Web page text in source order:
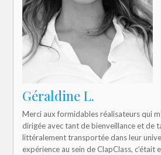
Géraldine L.
Merci aux formidables réalisateurs qui
dirigée avec tant de bienveillance et de
littéralement transportée dans leur
expérience au sein de ClapClass, c’était